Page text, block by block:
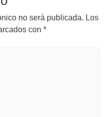
no será publicada. Los
con *